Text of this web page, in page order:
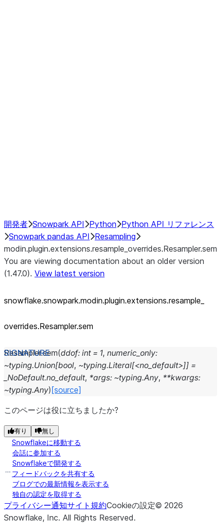
開発者 Snowpark API Python Python API リファレンス
Snowpark pandas API
Resampling
modin.plugin.extensions.resample_overrides.Resampler.sem
You are viewing documentation about an older version
(1.47.0). View latest version
snowflake.snowpark.modin.plugin.extensions.resample_
overrides.Resampler.sem
Resampler.sem(ddof: int = 1, numeric_only:
~typing.Union[bool, ~typing.Literal[<no_default>]] =
_NoDefault.no_default, *args: ~typing.Any, **kwargs:
~typing.Any) [source]
このページは役に立ちましたか?
有り 無し
Snowflakeに移動する
会話に参加する
Snowflakeで開発する
フィードバックを共有する
ブログでの最新情報を表示する
独自の認定を取得する
プライバシー通知サイト規約Cookieの設定© 2026
Snowflake, Inc. All Rights Reserved.